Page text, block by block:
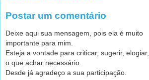
Postar um comentário
Deixe aqui sua mensagem, pois ela é muito
importante para mim.
Esteja a vontade para criticar, sugerir,
o que achar necessário.
Desde já agradeço a sua participação.